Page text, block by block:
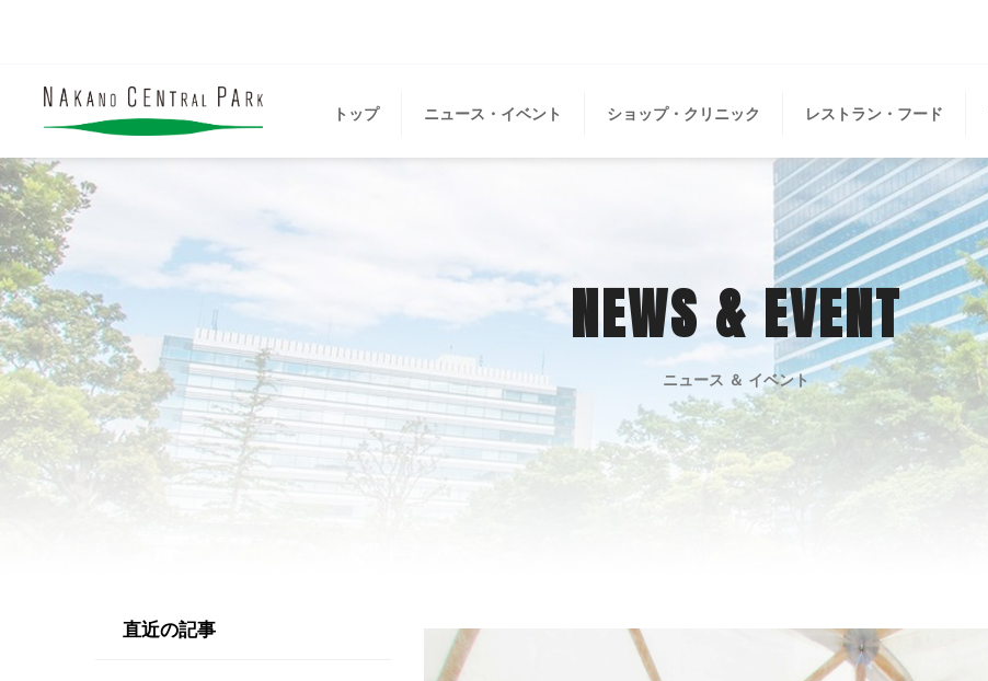
トップ ニュース・イベント ショップ・クリニック レストラン・フード
NEWS & EVENT
ニュース ＆ イベント
直近の記事